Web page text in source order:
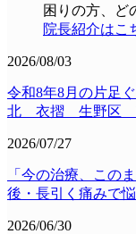
困りの方、ど
院長紹介はこ
2026/08/03
令和8年8月の片足
北 衣摺 生野区
2026/07/27
「今の治療、この
後・長引く痛みで
2026/06/30